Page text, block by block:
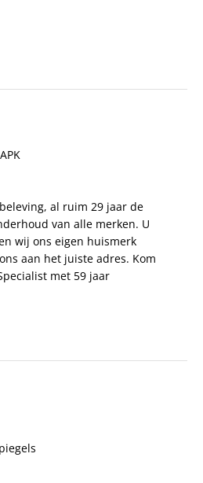
al ruim 29 jaar de
van alle merken. U
wij ons eigen huismerk
aan het juiste adres. Kom
met 59 jaar